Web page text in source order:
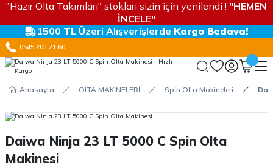
"Hazır Olta Takımları" stokları sizin için yenilendi ! "HEMEN
İNCELE"
1500 TL Üzeri Alışverişlerde Kargo Bedava!
0545 203 21 60
Anasayfa OLTA MAKİNELERİ Spin Olta Makineleri
Daiwa Ninja 23 LT 5000 C Spin Olta
Makinesi